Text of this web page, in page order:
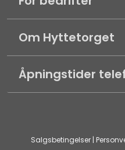
Om Hyttetorget
Åpningstider
Salgsbetingelser|